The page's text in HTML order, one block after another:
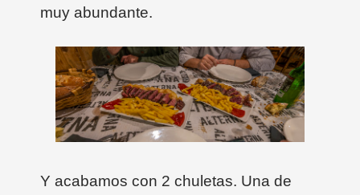
muy abundante.
Y acabamos con 2 chuletas. Una de